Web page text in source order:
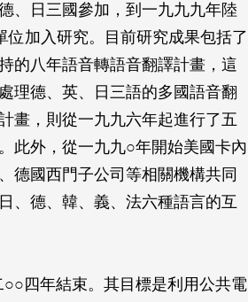
、日三國參加，到一九九九年陸
加入研究。目前研究成果包括了
的八年語音轉語音翻譯計畫，這
理德、英、日三語的多國語音翻
畫，則從一九九六年起進行了五
此外，從一九九○年開始美國卡內
德國西門子公司等相關機構共同
、德、韓、義、法六種語言的互
四年結束。其目標是利用公共電